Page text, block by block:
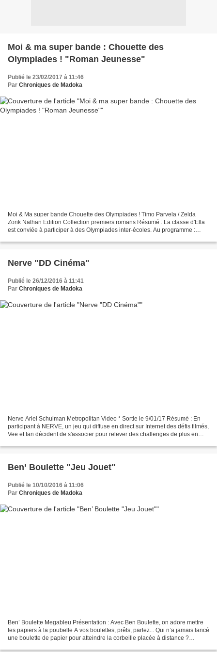
Moi & ma super bande : Chouette des
Olympiades ! "Roman Jeunesse"
Publié le 23/02/2017 à 11:46
Par Chroniques de Madoka
Moi & Ma super bande Chouette des Olympiades ! Timo Parvela / Zelda
Zonk Nathan Edition Collection premiers romans Résumé : La classe d'Ella
est conviée à participer à des Olympiades inter-écoles. Au programme :
Nerve "DD Cinéma"
Publié le 26/12/2016 à 11:41
Par Chroniques de Madoka
Nerve Ariel Schulman Metropolitan Video * Sortie le 9/01/17 Résumé : En
participant à NERVE, un jeu qui diffuse en direct sur Internet des défis filmés,
Vee et Ian décident de s'associer pour relever des challenges de plus en
Ben’ Boulette "Jeu Jouet"
Publié le 10/10/2016 à 11:06
Par Chroniques de Madoka
Ben’ Boulette Megableu Présentation : Avec Ben Boulette, on adore mettre
les papiers à la poubelle A vos boulettes, prêts, partez... Qui n’a jamais lancé
une boulette de papier pour atteindre la corbeille placée à distance ?